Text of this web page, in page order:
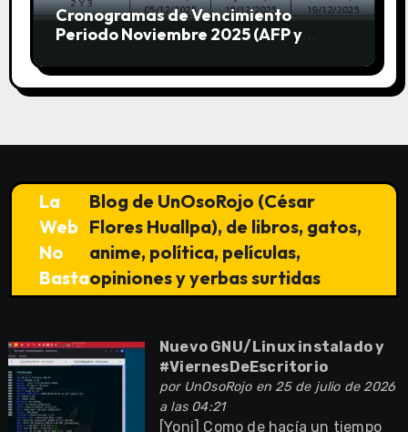
Cronogramas de Vencimiento
Periodo Noviembre 2025 (AFP y
La
Web
No
Basta
Blog de UnOsoRojo (César
Flores Huallpa), de libros, gatos,
anime, política, películas,
opiniones y yerbas surtidas
Nuevo GNU/Linux instalado y
#ViernesDeEscritorio
por UnOsoRojoen 25 de julio de 2026
a las 04:21
[Yoni] Como de hacía un tiempo